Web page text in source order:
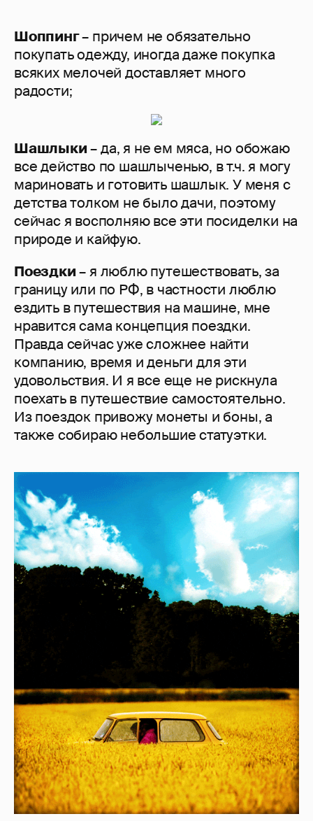
Шоппинг– причем не обязательно
покупать одежду, иногда даже покупка
всяких мелочей доставляет много
радости;
Шашлыки– да, я не ем мяса, но обожаю
все действо по шашлыченью, в т.ч. я могу
мариновать и готовить шашлык. У меня с
детства толком не было дачи, поэтому
сейчас я восполняю все эти посиделки на
природе и кайфую.
Поездки– я люблю путешествовать, за
границу или по РФ, в частности люблю
ездить в путешествия на машине, мне
нравится сама концепция поездки.
Правда сейчас уже сложнее найти
компанию, время и деньги для эти
удовольствия. И я все еще не рискнула
поехать в путешествие самостоятельно.
Из поездок привожу монеты и боны, а
также собираю небольшие статуэтки.